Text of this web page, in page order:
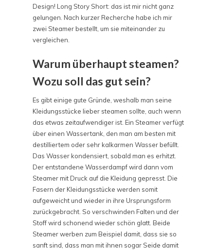
Design! Long Story Short: das ist mir nicht ganz
gelungen. Nach kurzer Recherche habe ich mir
zwei Steamer bestellt, um sie miteinander zu
vergleichen.
Warum überhaupt steamen?
Wozu soll das gut sein?
Es gibt einige gute Gründe, weshalb man seine
Kleidungsstücke lieber steamen sollte, auch wenn
das etwas zeitaufwendiger ist. Ein Steamer verfügt
über einen Wassertank, den man am besten mit
destilliertem oder sehr kalkarmen Wasser befüllt.
Das Wasser kondensiert, sobald man es erhitzt.
Der entstandene Wasserdampf wird dann vom
Steamer mit Druck auf die Kleidung gepresst. Die
Fasern der Kleidungsstücke werden somit
aufgeweicht und wieder in ihre Ursprungsform
zurückgebracht. So verschwinden Falten und der
Stoff wird schonend wieder schön glatt. Beide
Steamer werben zum Beispiel damit, dass sie so
sanft sind, dass man mit ihnen sogar Seide damit